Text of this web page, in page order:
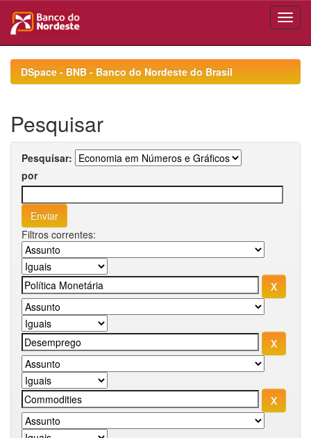
navigationDSpace - BNB - Banco do Nordeste do Brasil
Pesquisar
Pesquisar:
por
Filtros correntes: